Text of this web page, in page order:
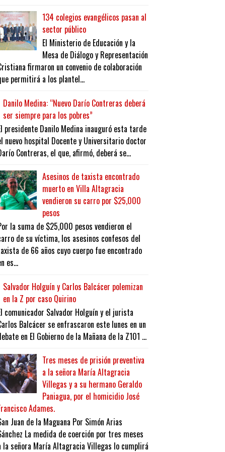
134 colegios evangélicos pasan al
sector público
El Ministerio de Educación y la
Mesa de Diálogo y Representación
firmaron un convenio de colaboración
permitirá a los plantel...
Danilo Medina: “Nuevo Darío Contreras deberá
ser siempre para los pobres”
presidente Danilo Medina inauguró esta tarde
nuevo hospital Docente y Universitario doctor
Contreras, el que, afirmó, deberá se...
Asesinos de taxista encontrado
muerto en Villa Altagracia
vendieron su carro por $25,000
pesos
la suma de $25,000 pesos vendieron el
de su víctima, los asesinos confesos del
de 66 años cuyo cuerpo fue encontrado
es...
Salvador Holguín y Carlos Balcácer polemizan
en la Z por caso Quirino
comunicador Salvador Holguín y el jurista
Balcácer se enfrascaron este lunes en un
en El Gobierno de la Mañana de la Z101 ...
Tres meses de prisión preventiva
a la señora María Altagracia
Villegas y a su hermano Geraldo
Paniagua, por el homicidio José
Adames.
Juan de la Maguana Por Simón Arias
La medida de coerción por tres meses
la señora María Altagracia Villegas lo cumplirá